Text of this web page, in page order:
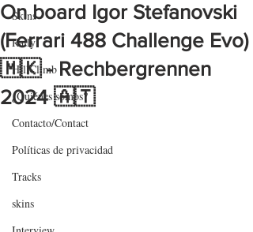
Skins
Rally
HillClimb
¿Quiénes somos?
Contacto/Contact
Políticas de privacidad
Tracks
skins
On board Igor Stefanovski
(Ferrari 488 Challenge Evo)
🇲🇰 - Rechbergrennen
2024 🇦🇹